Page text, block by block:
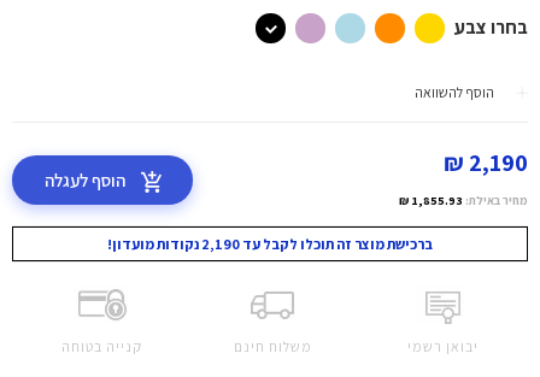
בחרו צבע
הוסף להשוואה
2,190 ₪
מחיר באילת: 1,855.93 ₪
הוסף לעגלה
ברכישת מוצר זה תוכלו לקבל עד 2,190 נקודות מועדון!
יבואן רשמי משלוח חינם קנייה בטוחה